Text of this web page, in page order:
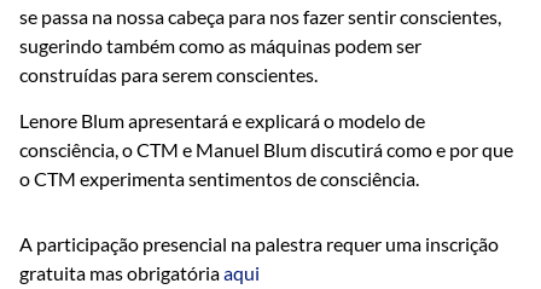
se passa na nossa cabeça para nos fazer sentir conscientes,
sugerindo também como as máquinas podem ser
construídas para serem conscientes.
Lenore Blum apresentará e explicará o modelo de
consciência, o CTM e Manuel Blum discutirá como e por que
o CTM experimenta sentimentos de consciência.
A participação presencial na palestra requer uma inscrição
gratuita mas obrigatóriaaqui